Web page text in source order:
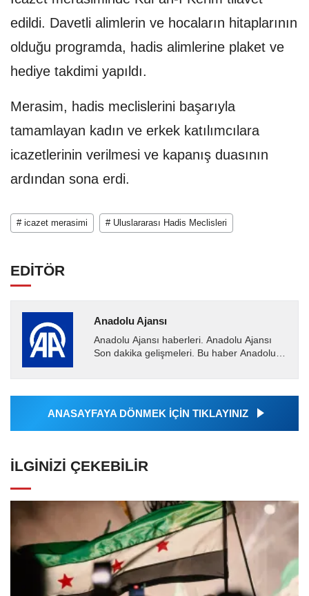
edildi. Davetli alimlerin ve hocaların hitaplarının
olduğu programda, hadis alimlerine plaket ve
hediye takdimi yapıldı.
Merasim, hadis meclislerini başarıyla
tamamlayan kadın ve erkek katılımcılara
icazetlerinin verilmesi ve kapanış duasının
ardından sona erdi.
# icazet merasimi # Uluslararası Hadis Meclisleri
EDİTÖR
Anadolu Ajansı
Anadolu Ajansı haberleri. Anadolu Ajansı
Son dakika gelişmeleri. Bu haber Anadolu
Ajansı tarafından...
ANASAYFAYA DÖNMEK İÇİN TIKLAYINIZ
İLGINIZI ÇEKEBILIR